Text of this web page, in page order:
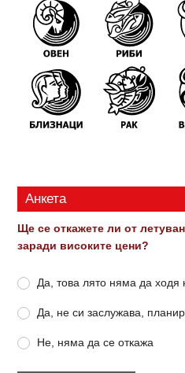
Анкета
Ще се откажете ли от
заради високите цени?
Да, това лято няма да ходя
Да, не си заслужава,
Не, няма да се откажа